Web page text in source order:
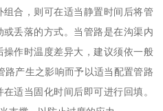
合，则可在适当静置时间后将管
丢落的方式。当管路是在沟渠内
作时温度差异大，建议须依一般
路产生之影响而予以适当配置管路
适当固化时间后即可进行回填。